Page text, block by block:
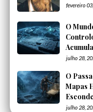
fevereiro
O
julho 28,
O
Mapas
julho 28,